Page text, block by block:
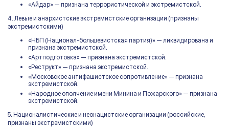
«Айдар» — признана террористической и экстремистской.
4. Левые и анархистские экстремистские организации (признаны
экстремистскими)
«НБП (Национал-большевистская партия)» — ликвидирована и
признана экстремистской.
«Артподготовка» — признана экстремистской.
«Реструкт» — признана экстремистской.
«Московское антифашистское сопротивление» — признана
экстремистской.
«Народное ополчение имени Минина и Пожарского» — признана
экстремистской.
5. Националистические и неонацистские организации (российские,
признаны экстремистскими)